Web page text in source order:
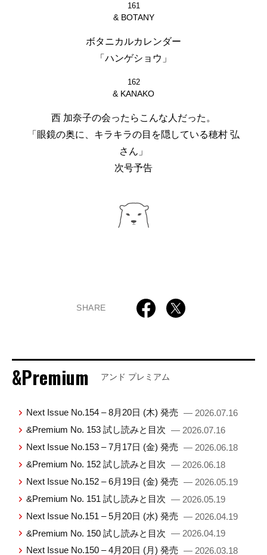
161
& BOTANY
ボタニカルカレンダー
「ハンゲショウ」
162
& KANAKO
西 加奈子の会ったらこんな人だった。
「眼鏡の奥に、キラキラの目を隠している穂村 弘
さん」
次号予告
SHARE
&Premium アンド プレミアム
Next Issue No.154 – 8月20日 (木) 発売 — 2026.07.16
&Premium No. 153 試し読みと目次 — 2026.07.16
Next Issue No.153 – 7月17日 (金) 発売 — 2026.06.18
&Premium No. 152 試し読みと目次 — 2026.06.18
Next Issue No.152 – 6月19日 (金) 発売 — 2026.05.19
&Premium No. 151 試し読みと目次 — 2026.05.19
Next Issue No.151 – 5月20日 (水) 発売 — 2026.04.19
&Premium No. 150 試し読みと目次 — 2026.04.19
Next Issue No.150 – 4月20日 (月) 発売 — 2026.03.18